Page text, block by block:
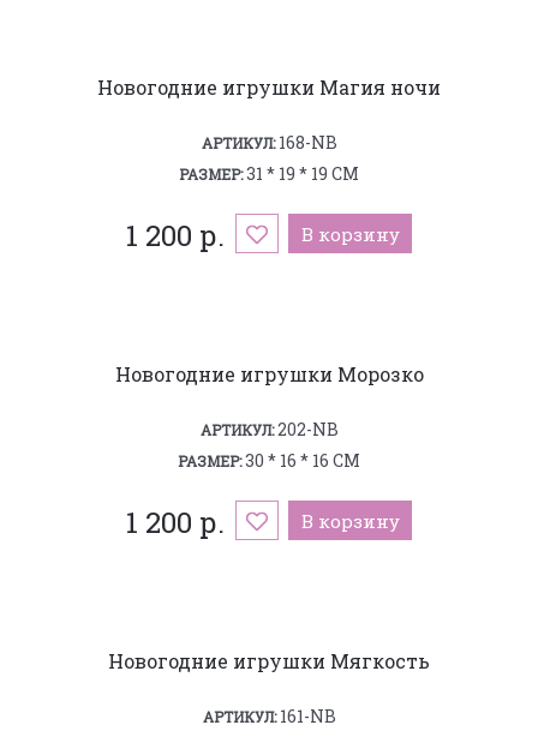
Новогодние игрушки Магия ночи
АРТИКУЛ:168-NB
РАЗМЕР:31 * 19 * 19 СМ
1 200 р. В корзину
Новогодние игрушки Морозко
АРТИКУЛ:202-NB
РАЗМЕР:30 * 16 * 16 СМ
1 200 р. В корзину
Новогодние игрушки Мягкость
АРТИКУЛ:161-NB